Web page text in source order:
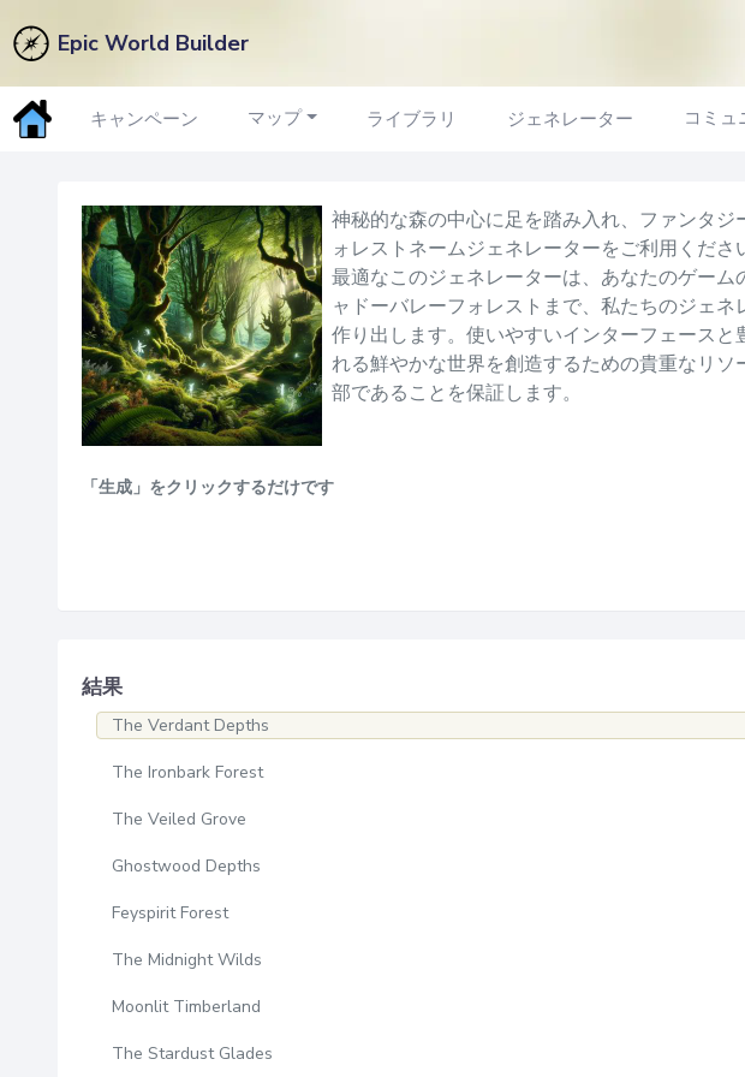
Epic World Builder
キャンペーン マップ ライブラリ ジェネレーター コミュ
森の名前 ジェネレーター
神秘的な森の中心に足を踏み入れ、ファンタ
ォレストネームジェネレーターをご利用くだ
最適なこのジェネレーターは、あなたのゲー
ャドーバレーフォレストまで、私たちのジェ
作り出します。使いやすいインターフェース
れる鮮やかな世界を創造するための貴重なリ
部であることを保証します。
「生成」をクリックするだけです
結果
The Verdant Depths
The Ironbark Forest
The Veiled Grove
Ghostwood Depths
Feyspirit Forest
The Midnight Wilds
Moonlit Timberland
The Stardust Glades